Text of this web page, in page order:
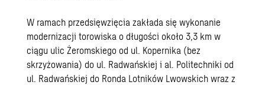
W ramach przedsięwzięcia zakłada się wykonanie
modernizacji torowiska o długości około 3,3 km w
ciągu ulic Żeromskiego od ul. Kopernika (bez
skrzyżowania) do ul. Radwańskiej i al. Politechniki od
ul. Radwańskiej do Ronda Lotników Lwowskich wraz z